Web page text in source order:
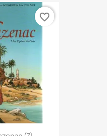
favorite_border